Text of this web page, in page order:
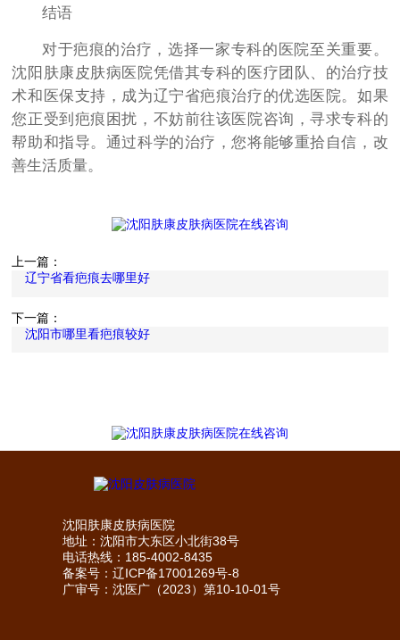
结语
对于疤痕的治疗，选择一家专科的医院至关重要。
沈阳肤康皮肤病医院凭借其专科的医疗团队、的治疗技
术和医保支持，成为辽宁省疤痕治疗的优选医院。如果
您正受到疤痕困扰，不妨前往该医院咨询，寻求专科的
帮助和指导。通过科学的治疗，您将能够重拾自信，改
善生活质量。
上一篇：
辽宁省看疤痕去哪里好
下一篇：
沈阳市哪里看疤痕较好
沈阳肤康皮肤病医院
地址：沈阳市大东区小北街38号
电话热线：185-4002-8435
备案号：辽ICP备17001269号-8
广审号：沈医广（2023）第10-10-01号